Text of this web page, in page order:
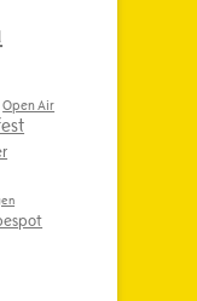
Open Air